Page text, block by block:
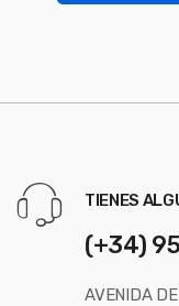
TIENES
(+34)
AVENIDA